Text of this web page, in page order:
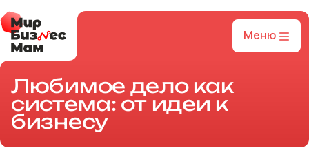
Меню
Любимое дело как
система: от идеи к
бизнесу